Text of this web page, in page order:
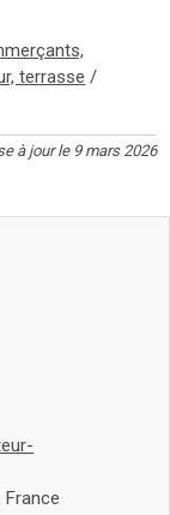
terrasse /
à jour le 9 mars 2026
France